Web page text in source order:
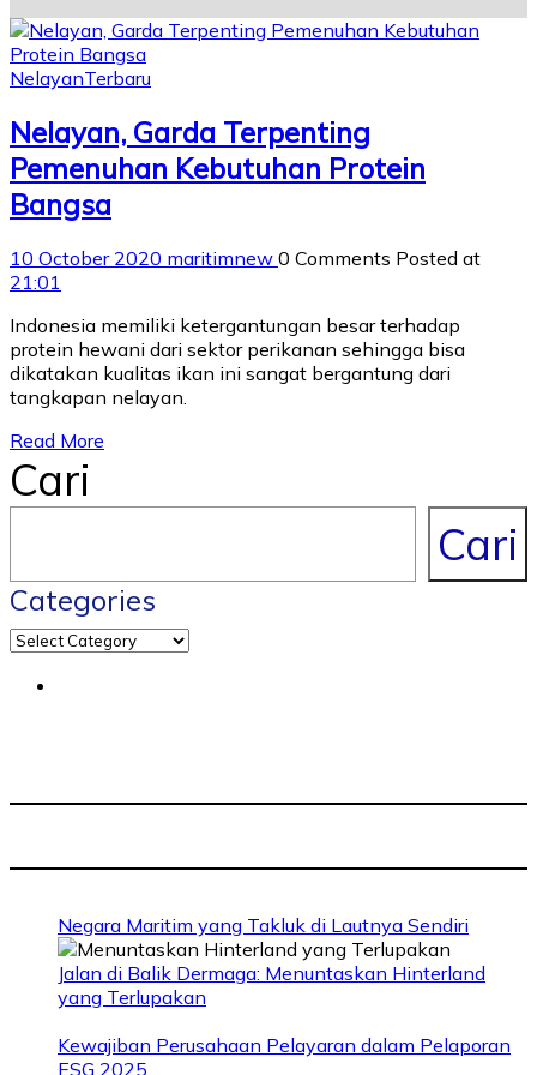
NelayanTerbaru
Nelayan, Garda Terpenting
Pemenuhan Kebutuhan Protein
Bangsa
10 October 2020 maritimnew 0 Comments Posted at
21:01
Indonesia memiliki ketergantungan besar terhadap
protein hewani dari sektor perikanan sehingga bisa
dikatakan kualitas ikan ini sangat bergantung dari
tangkapan nelayan.
Read More
Cari
Cari
Categories
Negara Maritim yang Takluk di Lautnya Sendiri
Jalan di Balik Dermaga: Menuntaskan Hinterland
yang Terlupakan
Kewajiban Perusahaan Pelayaran dalam Pelaporan
ESG 2025